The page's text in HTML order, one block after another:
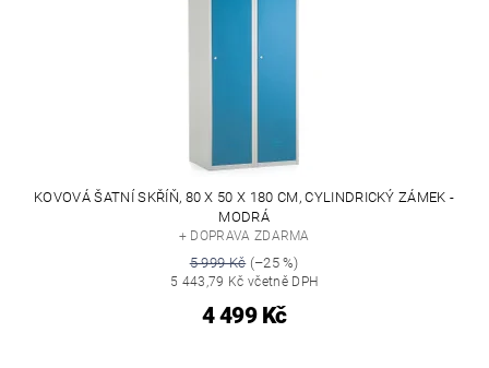
KOVOVÁ ŠATNÍ SKŘÍŇ, 80 X 50 X 180 CM, CYLINDRICKÝ ZÁMEK -
MODRÁ
+ DOPRAVA ZDARMA
5 999 Kč(–25 %)
5 443,79 Kč včetně DPH
4 499 Kč